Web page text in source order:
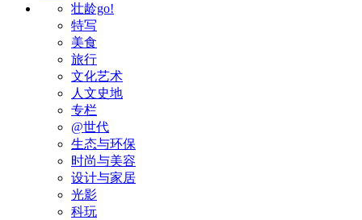
壮龄go!
特写
美食
旅行
文化艺术
人文史地
专栏
@世代
生态与环保
时尚与美容
设计与家居
光影
科玩